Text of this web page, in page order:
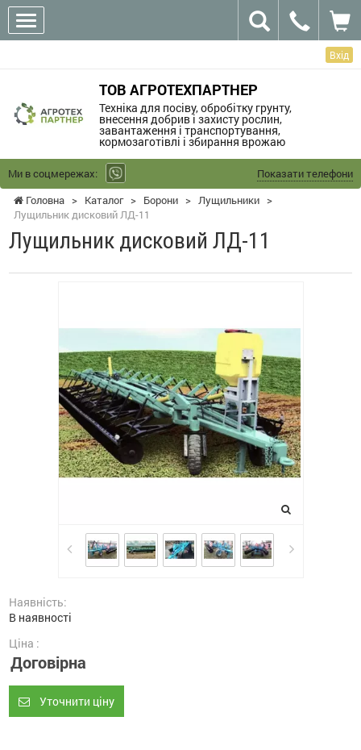
Вхід
ТОВ АГРОТЕХПАРТНЕР
Техніка для посіву, обробітку грунту,
внесення добрив і захисту рослин,
завантаження і транспортування,
кормозаготівлі і збирання врожаю
Ми в соцмережах:
Показати телефони
Головна > Каталог > Борони > Лущильники >
Лущильник дисковий ЛД-11
Лущильник дисковий ЛД-11
Наявність:
В наявності
Ціна :
Договірна
Уточнити ціну